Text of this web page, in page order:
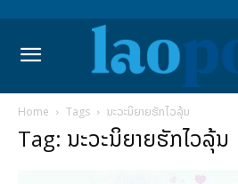
Home Tags ນະວະນິຍາຍຮັກໄວລຸ້ນ
Tag: ນະວະນິຍາຍຮັກໄວລຸ້ນ